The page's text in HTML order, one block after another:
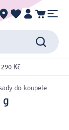
Kč
do koupele
g